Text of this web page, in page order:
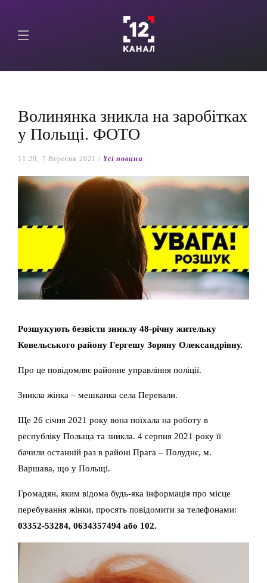
Волинянка зникла на заробітках
у Польщі. ФОТО
11:29, 7 Вересня 2021 / Yсі новини
Розшукують безвісти зниклу 48-річну жительку
Ковельського району Гергешу Зоряну Олександрівну.
Про це повідомляє районне управління поліції.
Зникла жінка – мешканка села Перевали.
Ще 26 січня 2021 року вона поїхала на роботу в
республіку Польща та зникла. 4 серпня 2021 року її
бачили останній раз в районі Прага – Полуднє, м.
Варшава, що у Польщі.
Громадян, яким відома будь-яка інформація про місце
перебування жінки, просять повідомити за телефонами:
03352-53284, 0634357494 або 102.